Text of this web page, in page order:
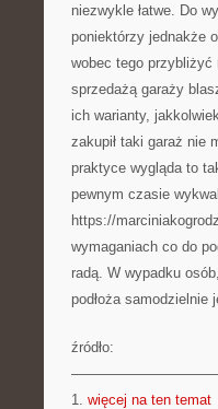
niezwykle łatwe. Do
poniektórzy jednakże
wobec tego przybliżyć
sprzedażą garaży
ich warianty,
zakupił taki garaż nie
praktyce wygląda to
pewnym czasie
https://
wymaganiach co do
radą. W wypadku
podłoża
źródło:
1. więcej na ten temat